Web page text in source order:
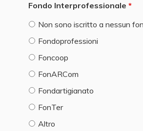
Fondo Interprofessionale
Non sono iscritto a nessun
Fondoprofessioni
Foncoop
FonARCom
Fondartigianato
FonTer
Altro